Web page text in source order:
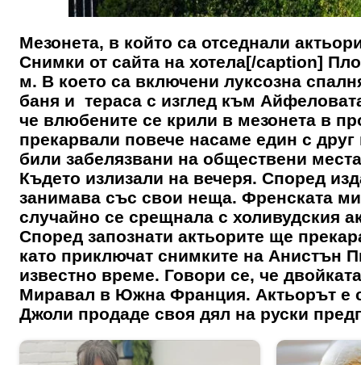
Мезонета, в който са отседнали
Снимки от сайта на хотела[/caption]
м. В което са включени луксозна
баня и тераса с изглед към
че влюбените се крили в мезонета в
прекарвали повече насаме един с
били забелязвани на обществени
Където излизали на вечеря. Според
занимава със свои неща. Френската
случайно се срещнала с холивудския
Според запознати актьорите ще
като приключат снимките на Анистън
известно време. Говори се, че
Миравал в Южна Франция. Актьорът е
Джоли продаде своя дял на руски